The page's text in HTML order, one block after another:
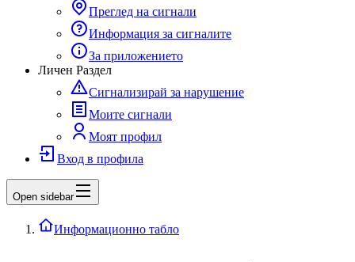
Преглед на сигнали
Информация за сигналите
За приложението
Личен Раздел
Сигнализирай за нарушение
Моите сигнали
Моят профил
Вход в профила
Open sidebar
Информационно табло